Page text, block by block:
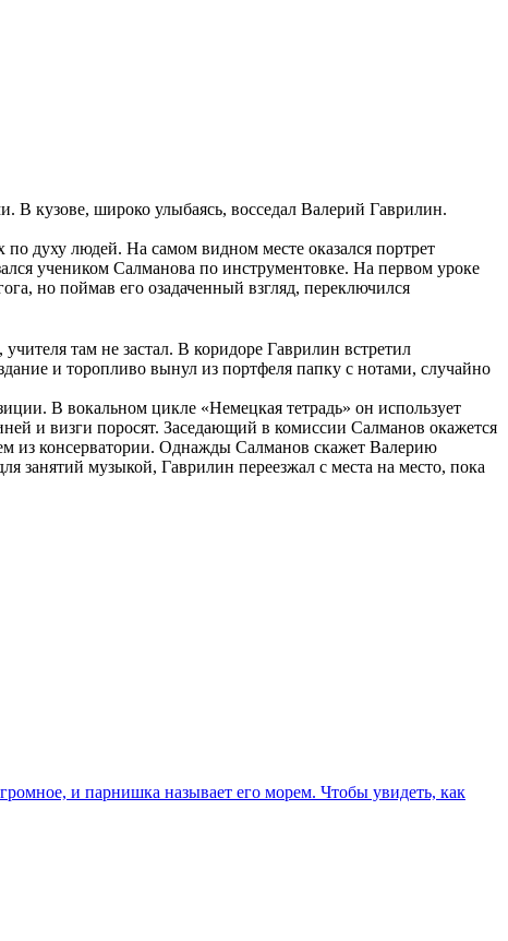
В кузове, широко улыбаясь, восседал Валерий Гаврилин.
духу людей. На самом видном месте оказался портрет
учеником Салманова по инструментовке. На первом уроке
но поймав его озадаченный взгляд, переключился
там не застал. В коридоре Гаврилин встретил
и торопливо вынул из портфеля папку с нотами, случайно
В вокальном цикле «Немецкая тетрадь» он использует
и визги поросят. Заседающий в комиссии Салманов окажется
из консерватории. Однажды Салманов скажет Валерию
занятий музыкой, Гаврилин переезжал с места на место, пока
и парнишка называет его морем. Чтобы увидеть, как